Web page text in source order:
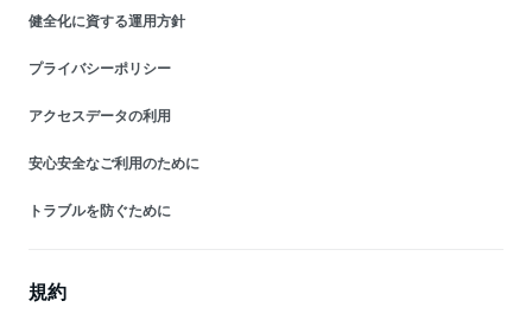
健全化に資する運用方針
プライバシーポリシー
アクセスデータの利用
安心安全なご利用のために
トラブルを防ぐために
規約